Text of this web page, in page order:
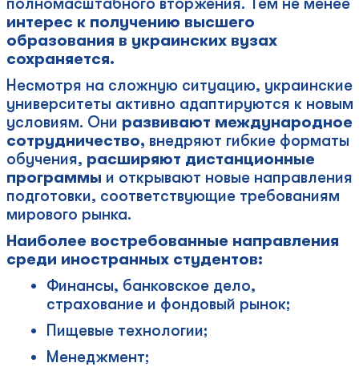
интерес к получению высшего
образования в украинских вузах
сохраняется.
Несмотря на сложную ситуацию, украинские
университеты активно адаптируются к новым
условиям. Они развивают международное
сотрудничество, внедряют гибкие форматы
обучения, расширяют дистанционные
программы и открывают новые направления
подготовки, соответствующие требованиям
мирового рынка.
Наиболее востребованные направления
среди иностранных студентов:
Финансы, банковское дело,
страхование и фондовый рынок;
Пищевые технологии;
Менеджмент;